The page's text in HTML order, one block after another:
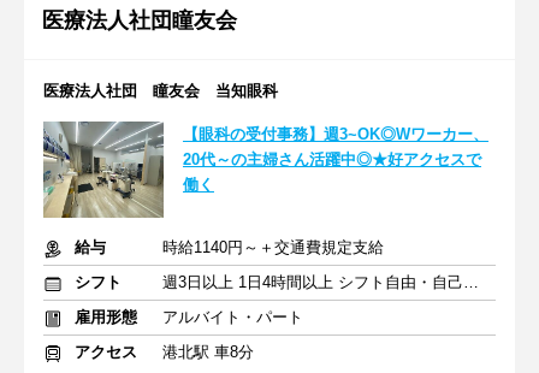
医療法人社団瞳友会
医療法人社団 瞳友会 当知眼科
【眼科の受付事務】週3~OK◎Wワーカー、
20代～の主婦さん活躍中◎★好アクセスで
働く
給与
時給1140円～＋交通費規定支給
シフト
週3日以上 1日4時間以上 シフト自由・自己申告
雇用形態
アルバイト・パート
アクセス
港北駅 車8分